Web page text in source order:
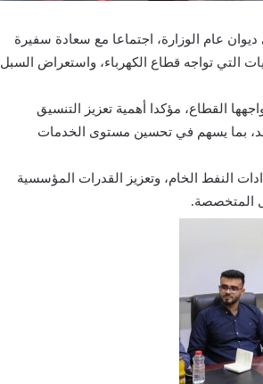
عام الوزارة، اجتماعا مع سعادة سفيرة
التي تواجه قطاع الكهرباء، واستعراض السبل
القطاع، مؤكدا أهمية تعزيز التنسيق
بما يسهم في تحسين مستوى الخدمات
النفط الخام، وتعزيز القدرات المؤسسية
المتخصصة.